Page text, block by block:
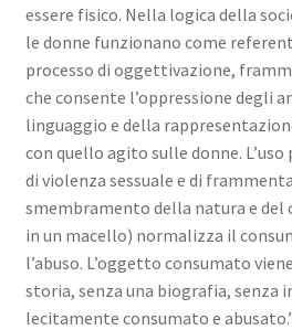
essere fisico. Nella logica della
le donne funzionano come
processo di oggettivazione,
che consente l’oppressione degli
linguaggio e della
con quello agito sulle donne.
di violenza sessuale e di
smembramento della natura e
in un macello) normalizza il
l’abuso. L’oggetto consumato
storia, senza una biografia, senza
lecitamente consumato e